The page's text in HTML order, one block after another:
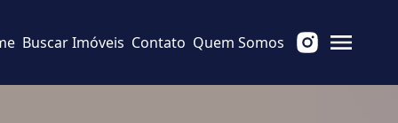
Buscar Imóveis Contato Quem Somos